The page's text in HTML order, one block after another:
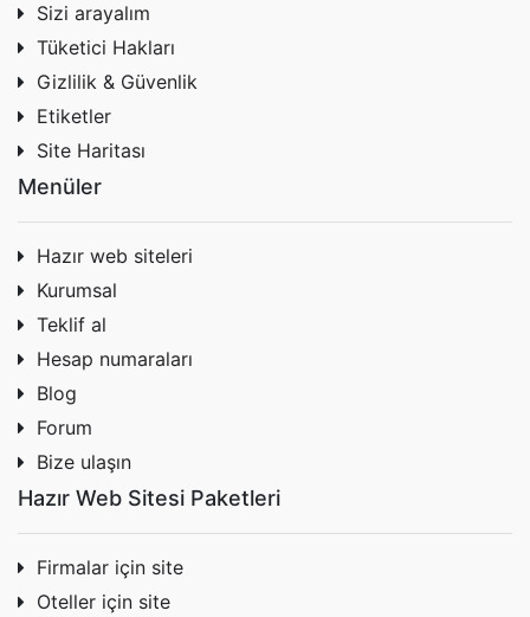
Sizi arayalım
Tüketici Hakları
Gizlilik & Güvenlik
Etiketler
Site Haritası
Menüler
Hazır web siteleri
Kurumsal
Teklif al
Hesap numaraları
Blog
Forum
Bize ulaşın
Hazır Web Sitesi Paketleri
Firmalar için site
Oteller için site